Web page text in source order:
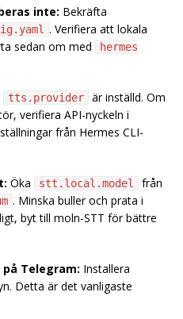
inte: Bekräfta
. Verifiera att lokala
sedan om med
hermes
tts.provider
är inställd. Om
verifiera API-nyckeln i
från Hermes CLI-
Öka stt.local.model från
. Minska buller och prata i
byt till moln-STT för bättre
Telegram: Installera
Detta är det vanligaste